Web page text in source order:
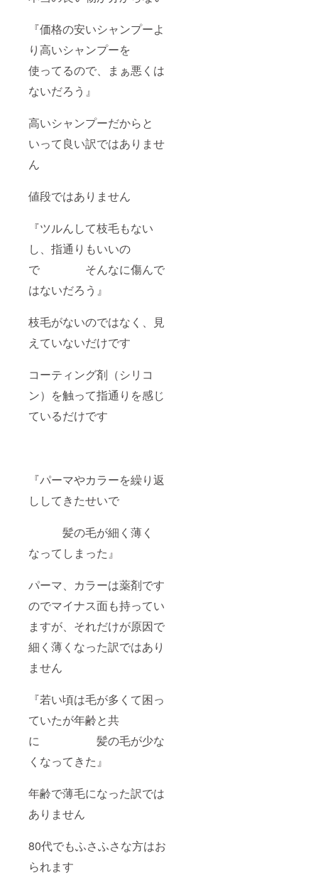
『価格の安いシャンプーよ
り高いシャンプーを
使ってるので、まぁ悪くは
ないだろう』
高いシャンプーだからと
いって良い訳ではありませ
ん
値段ではありません
『ツルんして枝毛もない
し、指通りもいいの
で そんなに傷んで
はないだろう』
枝毛がないのではなく、見
えていないだけです
コーティング剤（シリコ
ン）を触って指通りを感じ
ているだけです
『パーマやカラーを繰り返
ししてきたせいで
髪の毛が細く薄く
なってしまった』
パーマ、カラーは薬剤です
のでマイナス面も持ってい
ますが、それだけが原因で
細く薄くなった訳ではあり
ません
『若い頃は毛が多くて困っ
ていたが年齢と共
に 髪の毛が少な
くなってきた』
年齢で薄毛になった訳では
ありません
80代でもふさふさな方はお
られます